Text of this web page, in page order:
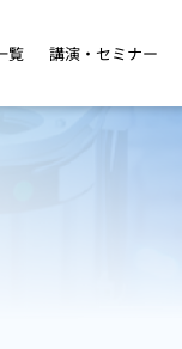
覧 講演・セミナー